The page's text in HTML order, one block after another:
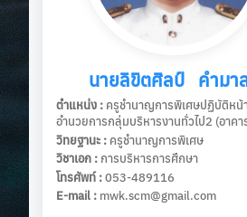
นายลิขิตศิลป์ คำมา
ตำแหน่ง : ครูชำนาญการพิเศษปฏิบัติหน้
อำนวยการกลุ่มบริหารงานทั่วไป2 (อาค
วิทยฐานะ : ครูชำนาญการพิเศษ
วิชาเอก : การบริหารการศึกษา
โทรศัพท์ :053-489116
E-mail : mwk.scm@gmail.com